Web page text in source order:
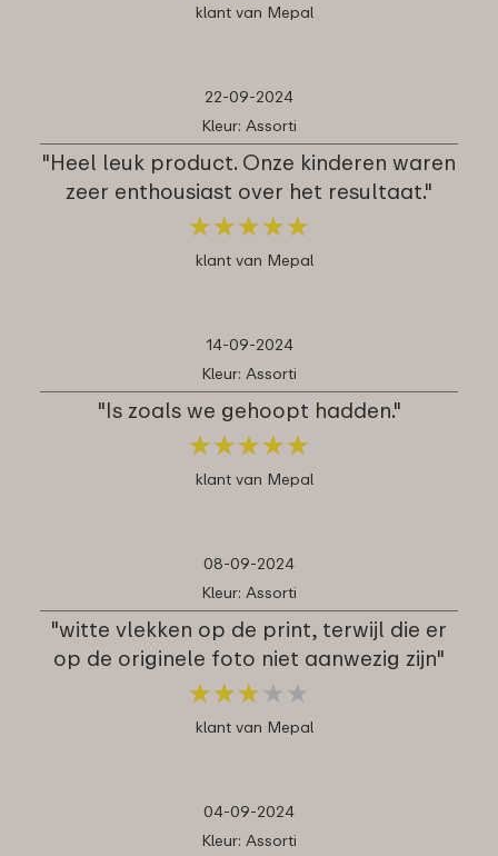
klant van Mepal
22-09-2024
Kleur: Assorti
"Heel leuk product. Onze kinderen waren
zeer enthousiast over het resultaat."
★★★★★
★★★★★
klant van Mepal
14-09-2024
Kleur: Assorti
"Is zoals we gehoopt hadden."
★★★★★
★★★★★
klant van Mepal
08-09-2024
Kleur: Assorti
"witte vlekken op de print, terwijl die er
op de originele foto niet aanwezig zijn"
★★★ ★ ★
★★★ ★ ★
klant van Mepal
04-09-2024
Kleur: Assorti